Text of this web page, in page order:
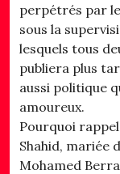
perpétrés par
sous la
lesquels tous
publiera plus
aussi politique
amoureux.
Pourquoi
Shahid, mariée
Mohamed